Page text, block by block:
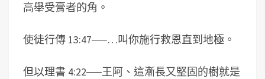
高舉受膏者的角。
使徒行傳 13:47──…叫你施行救恩直到地極。
但以理書 4:22──王阿、這漸長又堅固的樹就是